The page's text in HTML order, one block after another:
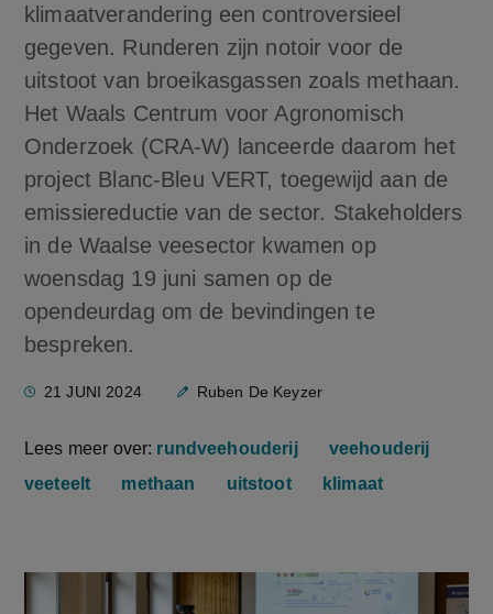
klimaatverandering een controversieel
gegeven. Runderen zijn notoir voor de
uitstoot van broeikasgassen zoals methaan.
Het Waals Centrum voor Agronomisch
Onderzoek (CRA-W) lanceerde daarom het
project Blanc-Bleu VERT, toegewijd aan de
emissiereductie van de sector. Stakeholders
in de Waalse veesector kwamen op
woensdag 19 juni samen op de
opendeurdag om de bevindingen te
bespreken.
21 JUNI 2024 Ruben De Keyzer
Lees meer over: rundveehouderij
veehouderij
veeteelt
methaan uitstoot klimaat